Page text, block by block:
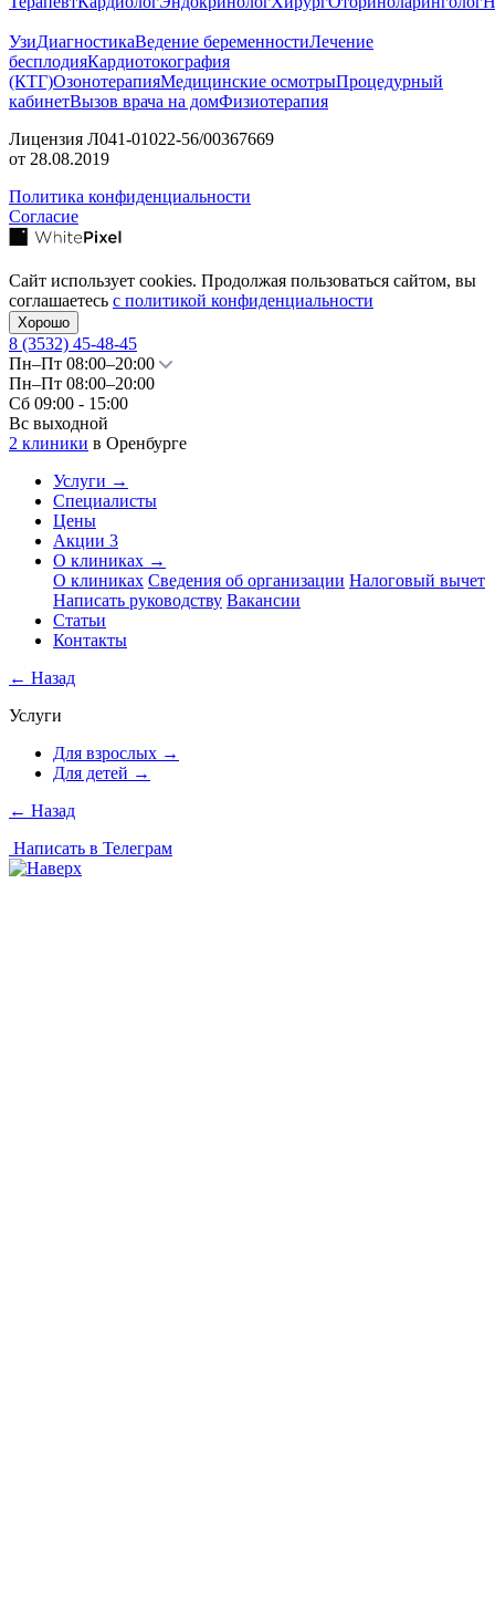
УзиДиагностикаВедение беременностиЛечение
бесплодияКардиотокография
(КТГ)ОзонотерапияМедицинские осмотрыПроцедурный
кабинетВызов врача на домФизиотерапия
Лицензия Л041-01022-56/00367669
от 28.08.2019
Политика конфиденциальности
Согласие
Сайт использует cookies. Продолжая пользоваться сайтом, вы
соглашаетесь с политикой конфиденциальности
Хорошо
8 (3532) 45-48-45
Пн–Пт 08:00–20:00
Пн–Пт 08:00–20:00
Сб 09:00 - 15:00
Вс выходной
2 клиники в Оренбурге
Услуги →
Специалисты
Цены
Акции 3
О клиниках →
О клиниках Сведения об организации Налоговый вычет
Написать руководству Вакансии
Статьи
Контакты
← Назад
Услуги
Для взрослых →
Для детей →
← Назад
Написать в Телеграм